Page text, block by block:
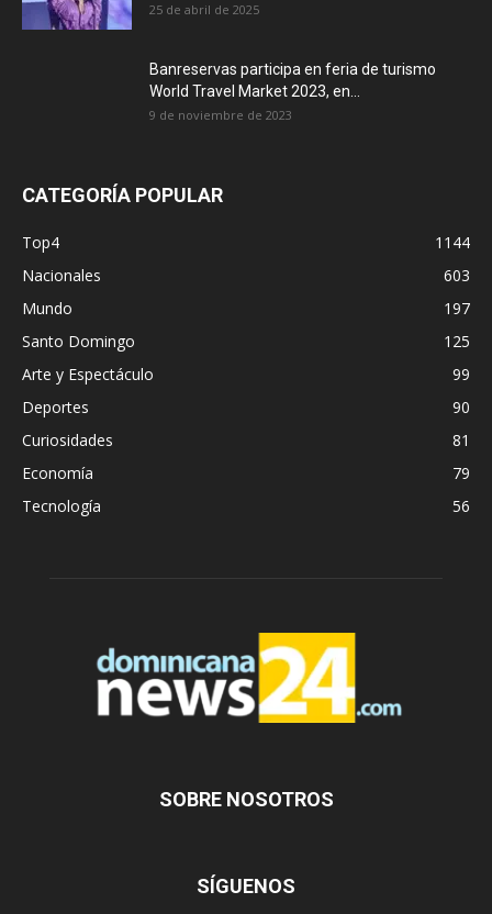
25 de abril de 2025
Banreservas participa en feria de turismo
World Travel Market 2023, en...
9 de noviembre de 2023
CATEGORÍA POPULAR
Top4
1144
Nacionales
603
Mundo
197
Santo Domingo
125
Arte y Espectáculo
99
Deportes
90
Curiosidades
81
Economía
79
Tecnología
56
SOBRE NOSOTROS
SÍGUENOS